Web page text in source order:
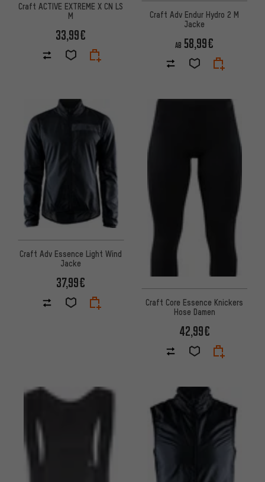
Craft ACTIVE EXTREME X CN LS
M
33,99€
Craft Adv Endur Hydro 2 M
Jacke
AB 58,99€
Craft Adv Essence Light Wind
Jacke
37,99€
Craft Core Essence Knickers
Hose Damen
42,99€